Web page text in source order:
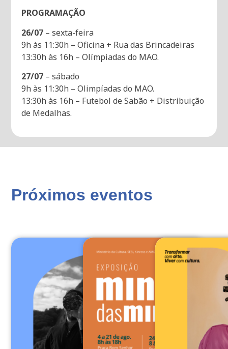
PROGRAMAÇÃO
26/07 – sexta-feira
9h às 11:30h – Oficina + Rua das Brincadeiras
13:30h às 16h – Olímpiadas do MAO.
27/07 – sábado
9h às 11:30h – Olimpíadas do MAO.
13:30h às 16h – Futebol de Sabão + Distribuição
de Medalhas.
Próximos eventos